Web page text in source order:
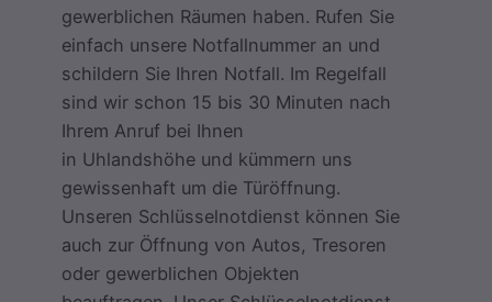
gewerblichen Räumen haben. Rufen Sie
einfach unsere Notfallnummer an und
schildern Sie Ihren Notfall. Im Regelfall
sind wir schon 15 bis 30 Minuten nach
Ihrem Anruf bei Ihnen
in Uhlandshöhe und kümmern uns
gewissenhaft um die Türöffnung.
Unseren Schlüsselnotdienst können Sie
auch zur Öffnung von Autos, Tresoren
oder gewerblichen Objekten